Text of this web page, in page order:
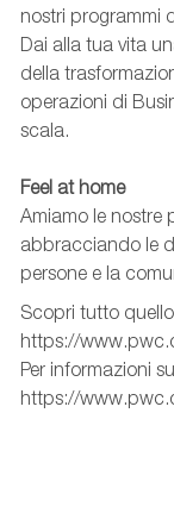
nostri programmi
Dai alla tua vita
della
operazioni di
scala.
Feel at home
Amiamo le nostre
abbracciando le
persone e la
Scopri tutto
https://
Per informazioni
https://